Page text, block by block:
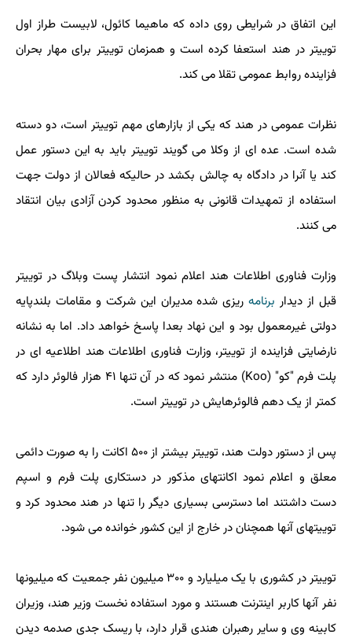
این اتفاق در شرایطی روی داده که ماهیما کائول، لابیست طراز اول
توییتر در هند استعفا کرده است و همزمان توییتر برای مهار بحران
فزاینده روابط عمومی تقلا می کند.
نظرات عمومی در هند که یکی از بازارهای مهم توییتر است، دو دسته
شده است. عده ای از وکلا می گویند توییتر باید به این دستور عمل
کند یا آنرا در دادگاه به چالش بکشد در حالیکه فعالان از دولت جهت
استفاده از تمهیدات قانونی به منظور محدود کردن آزادی بیان انتقاد
می کنند.
وزارت فناوری اطلاعات هند اعلام نمود انتشار پست وبلاگ در توییتر
قبل از دیدار برنامهریزی شده مدیران این شرکت و مقامات بلندپایه
دولتی غیرمعمول بود و این نهاد بعدا پاسخ خواهد داد. اما به نشانه
نارضایتی فزاینده از توییتر، وزارت فناوری اطلاعات هند اطلاعیه ای در
پلت فرم "کو" (Koo) منتشر نمود که در آن تنها ۴۱ هزار فالوئر دارد که
کمتر از یک دهم فالوئرهایش در توییتر است.
پس از دستور دولت هند، توییتر بیشتر از ۵۰۰ اکانت را به صورت دائمی
معلق و اعلام نمود اکانتهای مذکور در دستکاری پلت فرم و اسپم
دست داشتند اما دسترسی بسیاری دیگر را تنها در هند محدود کرد و
توییتهای آنها همچنان در خارج از این کشور خوانده می شود.
توییتر در کشوری با یک میلیارد و ۳۰۰ میلیون نفر جمعیت که میلیونها
نفر آنها کاربر اینترنت هستند و مورد استفاده نخست وزیر هند، وزیران
کابینه وی و سایر رهبران هندی قرار دارد، با ریسک جدی صدمه دیدن